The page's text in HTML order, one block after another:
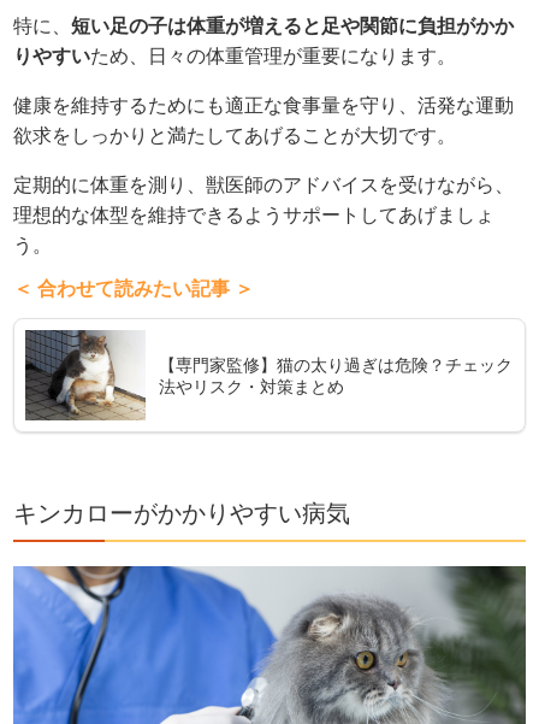
特に、短い足の子は体重が増えると足や関節に負担がかか
りやすいため、日々の体重管理が重要になります。
健康を維持するためにも適正な食事量を守り、活発な運動
欲求をしっかりと満たしてあげることが大切です。
定期的に体重を測り、獣医師のアドバイスを受けながら、
理想的な体型を維持できるようサポートしてあげましょ
う。
＜ 合わせて読みたい記事 ＞
【専門家監修】猫の太り過ぎは危険？チェック
法やリスク・対策まとめ
キンカローがかかりやすい病気